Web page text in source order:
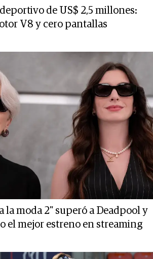
de US$ 2,5 millones:
V8 y cero pantallas
la moda 2" superó a Deadpool y
el mejor estreno en streaming